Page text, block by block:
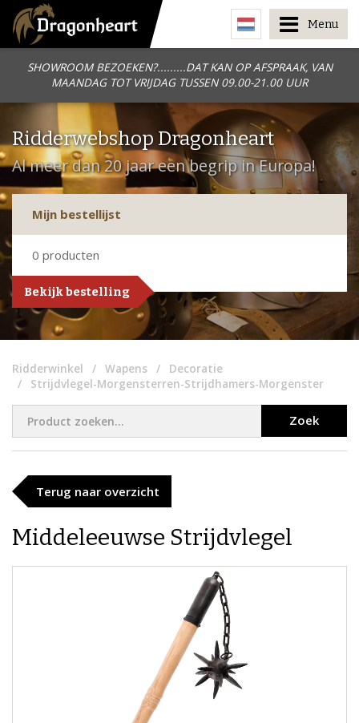
SHOWROOM BEZOEKEN?.........DAT KAN OP AFSPRAAK, VAN
MAANDAG TOT VRIJDAG TUSSEN 09.00-21.00 UUR
Menu
Ridderwebshop Dragonheart
Al meer dan 20 jaar een begrip in Europa!
Mijn bestellijst
0 producten
Bekijk bestelling
Ridderwinkel Wapens
Decoratie
Strijdvlegel-Morgensterren-Strijdhamers-Morgenster
Zoek
Terug naar overzicht
Middeleeuwse Strijdvlegel